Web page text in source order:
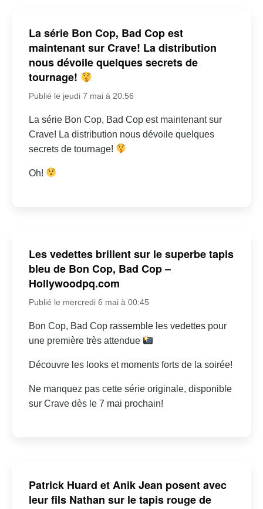
La série Bon Cop, Bad Cop est
maintenant sur Crave! La distribution
nous dévoile quelques secrets de
tournage!
Publié le jeudi 7 mai à 20:56
La série Bon Cop, Bad Cop est maintenant sur
Crave! La distribution nous dévoile quelques
secrets de tournage!
Oh!
Les vedettes brillent sur le superbe tapis
bleu de Bon Cop, Bad Cop –
Hollywoodpq.com
Publié le mercredi 6 mai à 00:45
Bon Cop, Bad Cop rassemble les vedettes pour
une première très attendue
Découvre les looks et moments forts de la soirée!
Ne manquez pas cette série originale, disponible
sur Crave dès le 7 mai prochain!
Patrick Huard et Anik Jean posent avec
leur fils Nathan sur le tapis rouge de